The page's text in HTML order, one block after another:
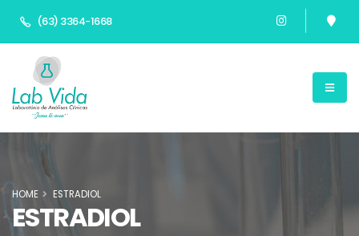
(63) 3364-1668
ESTRADIOL
HOME ESTRADIOL